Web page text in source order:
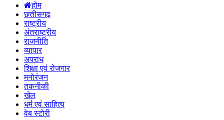
होम
छत्तीसगढ़
राष्ट्रीय
अंतराष्ट्रीय
राजनीति
व्यापार
अपराध
शिक्षा एवं रोजगार
मनोरंजन
तकनीकी
खेल
धर्म एवं साहित्य
वेब स्टोरी